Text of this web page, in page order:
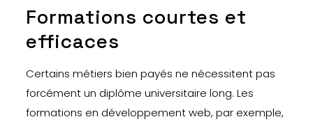
Formations courtes et
efficaces
Certains métiers bien payés ne nécessitent pas
forcément un diplôme universitaire long. Les
formations en développement web, par exemple,